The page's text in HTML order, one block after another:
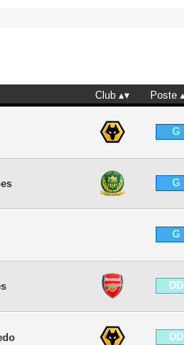
Club Poste
G
G
G
DD
DD